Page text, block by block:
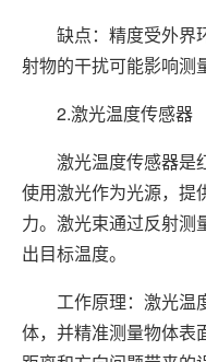
缺点：精度受外界
射物的干扰可能影响测
2.激光温度传感器
激光温度传感器是红
使用激光作为光源，提
力。激光束通过反射测
出目标温度。
工作原理：激光温
体，并精准测量物体表